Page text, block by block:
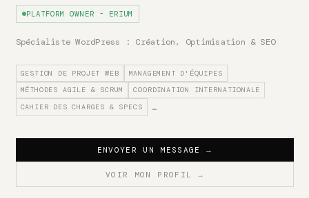
PLATFORM OWNER - ERIUM
Spécialiste WordPress : Création, Optimisation & SEO
GESTION DE PROJET WEB
MANAGEMENT D'ÉQUIPES
MÉTHODES AGILE & SCRUM
COORDINATION INTERNATIONALE
CAHIER DES CHARGES & SPECS
…
ENVOYER UN MESSAGE→
VOIR MON PROFIL →